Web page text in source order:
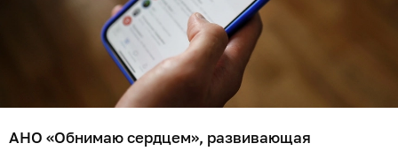
АНО «Обнимаю сердцем», развивающая